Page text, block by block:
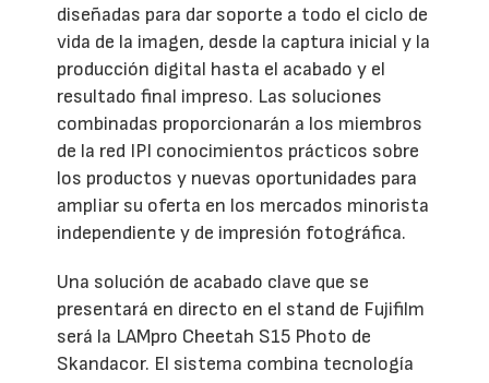
diseñadas para dar soporte a todo el ciclo de
vida de la imagen, desde la captura inicial y la
producción digital hasta el acabado y el
resultado final impreso. Las soluciones
combinadas proporcionarán a los miembros
de la red IPI conocimientos prácticos sobre
los productos y nuevas oportunidades para
ampliar su oferta en los mercados minorista
independiente y de impresión fotográfica.
Una solución de acabado clave que se
presentará en directo en el stand de Fujifilm
será la LAMpro Cheetah S15 Photo de
Skandacor. El sistema combina tecnología